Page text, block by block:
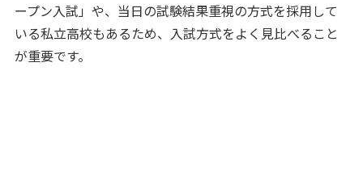
ープン入試」や、当日の試験結果重視の方式を採用して
いる私立高校もあるため、入試方式をよく見比べること
が重要です。